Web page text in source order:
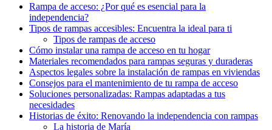
Rampa de acceso: ¿Por qué es esencial para la
independencia?
Tipos de rampas accesibles: Encuentra la ideal para ti
Tipos de rampas de acceso
Cómo instalar una rampa de acceso en tu hogar
Materiales recomendados para rampas seguras y duraderas
Aspectos legales sobre la instalación de rampas en viviendas
Consejos para el mantenimiento de tu rampa de acceso
Soluciones personalizadas: Rampas adaptadas a tus
necesidades
Historias de éxito: Renovando la independencia con rampas
La historia de María